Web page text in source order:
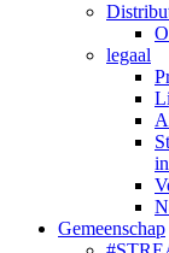
legaal
Gemeenschap